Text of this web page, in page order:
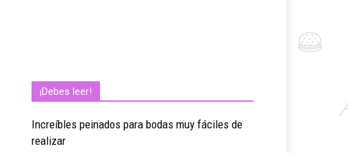
¡Debes leer!
Increíbles peinados para bodas muy fáciles de
realizar